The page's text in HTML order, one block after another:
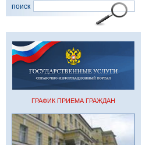
поиск
ГРАФИК ПРИЕМА ГРАЖДАН